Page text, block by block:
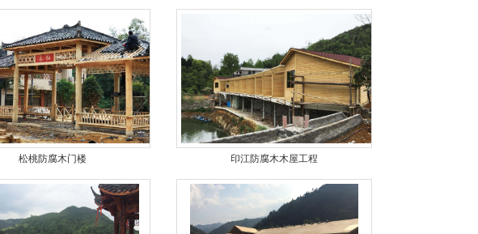
松桃防腐木门楼 印江防腐木木屋工程